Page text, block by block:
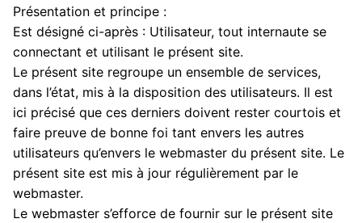
Présentation et principe :
Est désigné ci-après : Utilisateur, tout internaute se
connectant et utilisant le présent site.
Le présent site regroupe un ensemble de services,
dans l’état, mis à la disposition des utilisateurs. Il est
ici précisé que ces derniers doivent rester courtois et
faire preuve de bonne foi tant envers les autres
utilisateurs qu’envers le webmaster du présent site. Le
présent site est mis à jour régulièrement par le
webmaster.
Le webmaster s’efforce de fournir sur le présent site